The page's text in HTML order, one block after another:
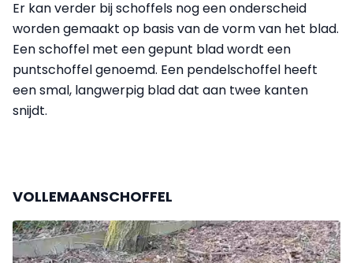
Er kan verder bij schoffels nog een onderscheid
worden gemaakt op basis van de vorm van het blad.
Een schoffel met een gepunt blad wordt een
puntschoffel genoemd. Een pendelschoffel heeft
een smal, langwerpig blad dat aan twee kanten
snijdt.
VOLLEMAANSCHOFFEL